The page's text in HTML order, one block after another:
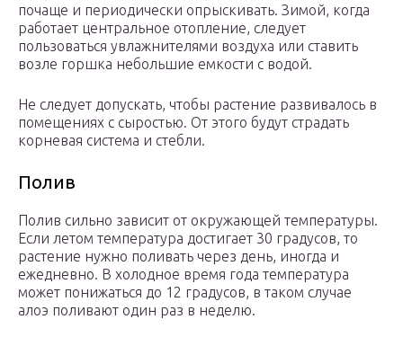
почаще и периодически опрыскивать. Зимой, когда
работает центральное отопление, следует
пользоваться увлажнителями воздуха или ставить
возле горшка небольшие емкости с водой.
Не следует допускать, чтобы растение развивалось в
помещениях с сыростью. От этого будут страдать
корневая система и стебли.
Полив
Полив сильно зависит от окружающей температуры.
Если летом температура достигает 30 градусов, то
растение нужно поливать через день, иногда и
ежедневно. В холодное время года температура
может понижаться до 12 градусов, в таком случае
алоэ поливают один раз в неделю.